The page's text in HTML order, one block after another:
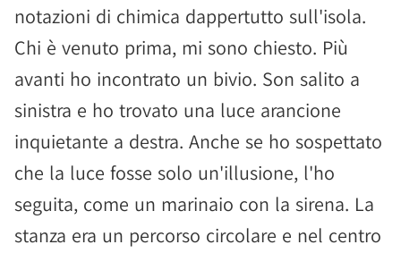
notazioni di chimica dappertutto sull'isola.
Chi è venuto prima, mi sono chiesto. Più
avanti ho incontrato un bivio. Son salito a
sinistra e ho trovato una luce arancione
inquietante a destra. Anche se ho sospettato
che la luce fosse solo un'illusione, l'ho
seguita, come un marinaio con la sirena. La
stanza era un percorso circolare e nel centro